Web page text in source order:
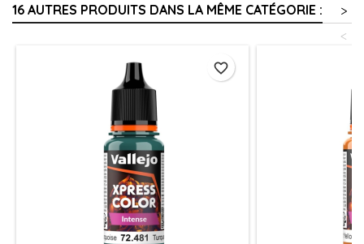
16 AUTRES PRODUITS DANS LA MÊME CATÉGORIE :
>
<
favorite_border